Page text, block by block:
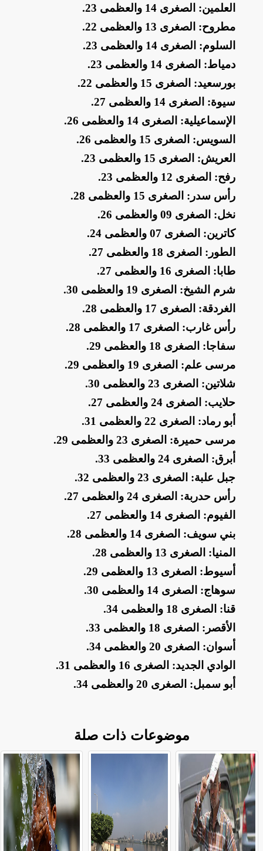
​العلمين: الصغرى 14 والعظمى 23
.
​مطروح: الصغرى 13 والعظمى 22
.
​السلوم: الصغرى 14 والعظمى 23
.
​دمياط: الصغرى 14 والعظمى 23
.
​بورسعيد: الصغرى 15 والعظمى 22
.
​سيوة: الصغرى 14 والعظمى 27
.
​الإسماعيلية: الصغرى 14 والعظمى 26
.
​السويس: الصغرى 15 والعظمى 26
.
​العريش: الصغرى 15 والعظمى 23
.
​رفح: الصغرى 12 والعظمى 23
.
​رأس سدر: الصغرى 15 والعظمى 28
.
​نخل: الصغرى 09 والعظمى 26
.
​كاترين: الصغرى 07 والعظمى 24
.
​الطور: الصغرى 18 والعظمى 27
.
​طابا: الصغرى 16 والعظمى 27
.
​شرم الشيخ: الصغرى 19 والعظمى 30
.
​الغردقة: الصغرى 17 والعظمى 28
.
​رأس غارب: الصغرى 17 والعظمى 28
.
​سفاجا: الصغرى 18 والعظمى 29
.
​مرسى علم: الصغرى 19 والعظمى 29
.
​شلاتين: الصغرى 23 والعظمى 30
.
​حلايب: الصغرى 24 والعظمى 27
.
​أبو رماد: الصغرى 22 والعظمى 31
.
​مرسى حميرة: الصغرى 23 والعظمى 29
.
​أبرق: الصغرى 24 والعظمى 33
.
​جبل علبة: الصغرى 23 والعظمى 32
.
​رأس حدربة: الصغرى 24 والعظمى 27
.
​الفيوم: الصغرى 14 والعظمى 27
.
​بني سويف: الصغرى 14 والعظمى 28
.
​المنيا: الصغرى 13 والعظمى 28
.
​أسيوط: الصغرى 13 والعظمى 29
.
​سوهاج: الصغرى 14 والعظمى 30
.
​قنا: الصغرى 18 والعظمى 34
.
​الأقصر: الصغرى 18 والعظمى 33
.
​أسوان: الصغرى 20 والعظمى 34
.
​الوادي الجديد: الصغرى 16 والعظمى 31
.
​أبو سمبل: الصغرى 20 والعظمى 34
.
موضوعات ذات صلة